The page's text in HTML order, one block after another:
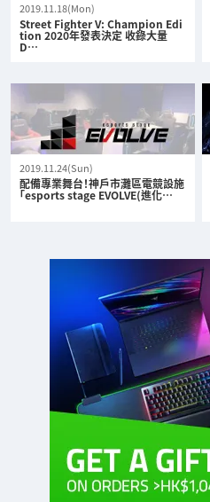
2019.11.18(Mon)
Street Fighter V: Champion Edi
tion 2020年發表決定 收錄大量
D…
2019.11.24(Sun)
配備專業舞台！神戶市灘區電競設施
「esports stage EVOLVE(進化…